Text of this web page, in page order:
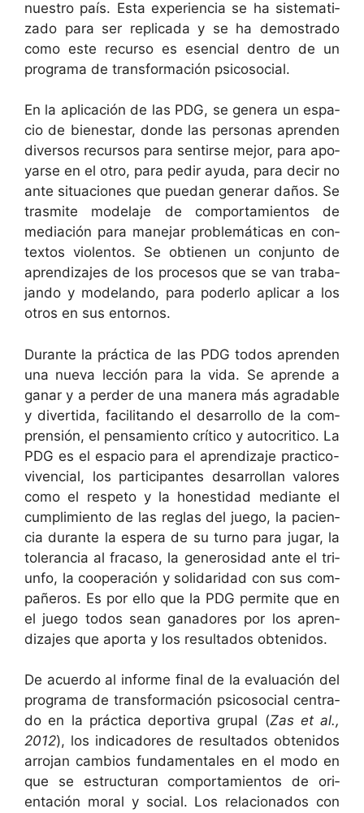
nue­stro país. Esta expe­ri­en­cia se ha sis­tem­ati­
za­do para ser repli­ca­da y se ha demostra­do
como este recur­so es esen­cial den­tro de un
pro­gra­ma de trans­for­ma­ción psicosocial.
En la apli­cación de las PDG, se gen­era un espa­
cio de bien­es­tar, donde las per­sonas apren­den
diver­sos recur­sos para sen­tirse mejor, para apo­
yarse en el otro, para pedir ayu­da, para decir no
ante situa­ciones que puedan gener­ar daños. Se
trasmite mod­e­la­je de com­por­tamien­tos de
mediación para mane­jar prob­lemáti­cas en con­
tex­tos vio­len­tos. Se obtienen un con­jun­to de
apren­diza­jes de los pro­ce­sos que se van tra­ba­
jan­do y mod­e­lando, para poder­lo aplicar a los
otros en sus entornos.
Durante la prác­ti­ca de las PDG todos apren­den
una nue­va lec­ción para la vida. Se aprende a
ganar y a perder de una man­era más agrad­able
y diver­ti­da, facil­i­tan­do el desar­rol­lo de la com­
pren­sión, el pen­samien­to críti­co y aut­o­criti­co. La
PDG es el espa­cio para el apren­diza­je prac­ti­co-
viven­cial, los par­tic­i­pantes desar­rol­lan val­ores
como el respeto y la hon­esti­dad medi­ante el
cumplim­ien­to de las reglas del juego, la pacien­
cia durante la espera de su turno para jugar, la
tol­er­an­cia al fra­ca­so, la gen­erosi­dad ante el tri­
un­fo, la coop­eración y sol­i­dari­dad con sus com­
pañeros. Es por ello que la PDG per­mite que en
el juego todos sean ganadores por los apren­
diza­jes que apor­ta y los resul­ta­dos obtenidos.
De acuer­do al informe final de la eval­u­ación del
pro­gra­ma de trans­for­ma­ción psi­coso­cial cen­tra­
do en la prác­ti­ca deporti­va gru­pal (Zas et al.,
2012), los indi­cadores de resul­ta­dos obtenidos
arro­jan cam­bios fun­da­men­tales en el modo en
que se estruc­turan com­por­tamien­tos de ori­
entación moral y social. Los rela­ciona­dos con